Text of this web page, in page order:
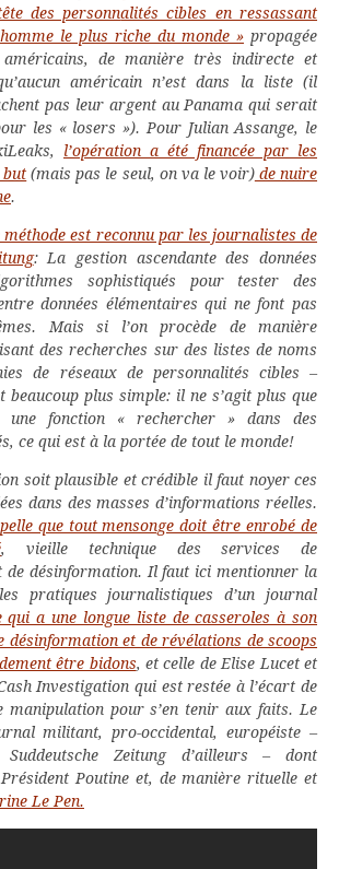
des personnalités cibles en ressassant
le plus riche du monde » propagée
de manière très indirecte et
américain n’est dans la liste (il
pas leur argent au Panama qui serait
les « losers »). Pour Julian Assange, le
l’opération a été financée par les
but (mais pas le seul, on va le voir)de nuire
.
méthode est reconnu par les journalistes de
: La gestion ascendante des données
sophistiqués pour tester des
données élémentaires qui ne font pas
Mais si l’on procède de manière
des recherches sur des listes de noms
de réseaux de personnalités cibles –
beaucoup plus simple: il ne s’agit plus que
fonction « rechercher » dans des
ce qui est à la portée de tout le monde!
soit plausible et crédible il faut noyer ces
dans des masses d’informations réelles.
que tout mensonge doit être enrobé de
, vieille technique des services de
de désinformation. Il faut ici mentionner la
pratiques journalistiques d’un journal
qui a une longue liste de casseroles à son
désinformation et de révélations de scoops
être bidons, et celle de Elise Lucet et
Investigation qui est restée à l’écart de
manipulation pour s’en tenir aux faits. Le
militant, pro-occidental, européiste –
Zeitung d’ailleurs – dont
Président Poutine et, de manière rituelle et
Le Pen.